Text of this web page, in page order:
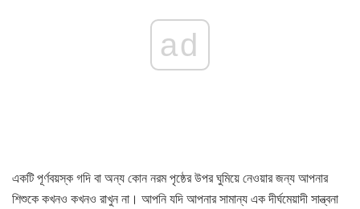
ad
একটি পূর্ণবয়স্ক গদি বা অন্য কোন নরম পৃষ্ঠের উপর ঘুমিয়ে নেওয়ার জন্য আপনার
শিশুকে কখনও কখনও রাখুন না। আপনি যদি আপনার সামান্য এক দীর্ঘমেয়াদী সান্ত্বনা